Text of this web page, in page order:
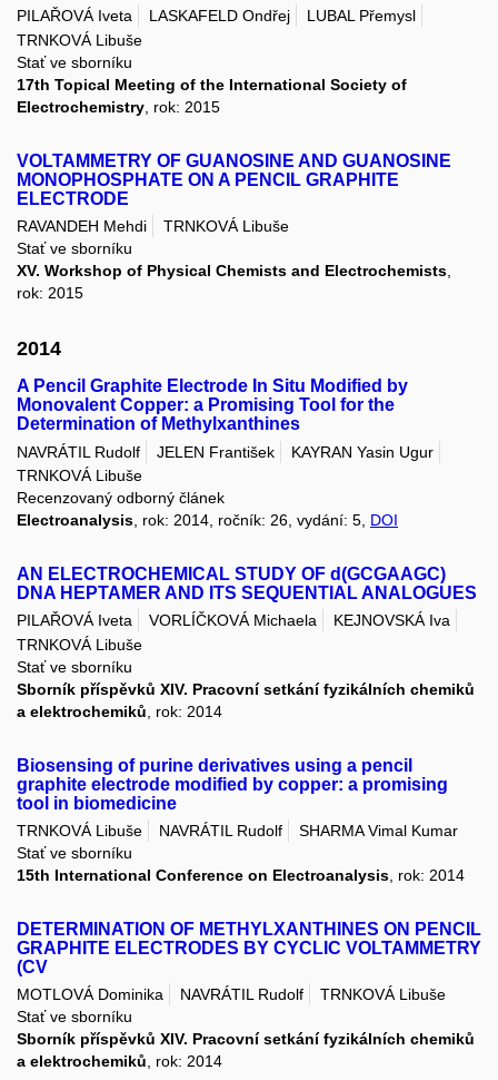
PILAŘOVÁ Iveta LASKAFELD Ondřej
LUBAL Přemysl
TRNKOVÁ Libuše
Stať ve sborníku
17th Topical Meeting of the International Society of
Electrochemistry , rok: 2015
VOLTAMMETRY OF GUANOSINE AND GUANOSINE
MONOPHOSPHATE ON A PENCIL GRAPHITE
ELECTRODE
RAVANDEH Mehdi
TRNKOVÁ Libuše
Stať ve sborníku
XV. Workshop of Physical Chemists and Electrochemists
rok: 2015
2014
A Pencil Graphite Electrode In Situ Modified by
Monovalent Copper: a Promising Tool for the
Determination of Methylxanthines
NAVRÁTIL Rudolf JELEN František
KAYRAN Yasin Ugur
TRNKOVÁ Libuše
Recenzovaný odborný článek
Electroanalysis , rok: 2014, ročník: 26, vydání: 5, DOI
AN ELECTROCHEMICAL STUDY OF d(GCGAAGC)
DNA HEPTAMER AND ITS SEQUENTIAL ANALOGUES
PILAŘOVÁ Iveta VORLÍČKOVÁ Michaela
KEJNOVSKÁ Iva
TRNKOVÁ Libuše
Stať ve sborníku
Sborník příspěvků XIV. Pracovní setkání fyzikálních chemiků
a elektrochemiků , rok: 2014
Biosensing of purine derivatives using a pencil
graphite electrode modified by copper: a promising
tool in biomedicine
TRNKOVÁ Libuše NAVRÁTIL Rudolf
SHARMA Vimal Kumar
Stať ve sborníku
15th International Conference on Electroanalysis , rok: 2014
DETERMINATION OF METHYLXANTHINES ON PENCIL
GRAPHITE ELECTRODES BY CYCLIC VOLTAMMETRY
(CV
MOTLOVÁ Dominika NAVRÁTIL Rudolf
TRNKOVÁ Libuše
Stať ve sborníku
Sborník příspěvků XIV. Pracovní setkání fyzikálních chemiků
a elektrochemiků , rok: 2014